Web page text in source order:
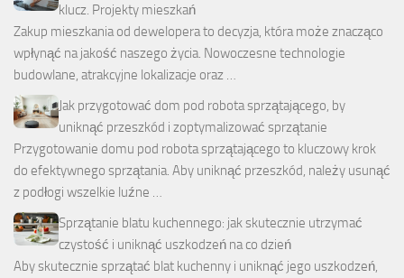
klucz. Projekty mieszkań
Zakup mieszkania od dewelopera to decyzja, która może znacząco
wpłynąć na jakość naszego życia. Nowoczesne technologie
budowlane, atrakcyjne lokalizacje oraz …
Jak przygotować dom pod robota sprzątającego, by
uniknąć przeszkód i zoptymalizować sprzątanie
Przygotowanie domu pod robota sprzątającego to kluczowy krok
do efektywnego sprzątania. Aby uniknąć przeszkód, należy usunąć
z podłogi wszelkie luźne …
Sprzątanie blatu kuchennego: jak skutecznie utrzymać
czystość i uniknąć uszkodzeń na co dzień
Aby skutecznie sprzątać blat kuchenny i uniknąć jego uszkodzeń,